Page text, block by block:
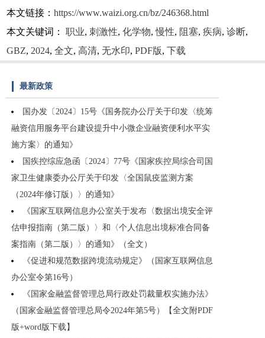
本文链接：https://www.waizi.org.cn/bz/246368.html
本文关键词：职业,刺激性,化学物,慢性, 阻塞,疾病,诊断,
GBZ, 2024,全文,高清,无水印,PDF版,下载
最新政策
国办发〔2024〕15号《国务院办公厅关于印发〈统筹
融资信用服务平台建设提升中小微企业融资便利水平实
施方案〉的通知》
国疾控综应急函〔2024〕77号《国家疾控局综合司国
家卫生健康委办公厅关于印发〈全国鼠疫监测方案
（2024年修订版）〉的通知》
《国家互联网信息办公室关于发布〈数据出境安全评
估申报指南（第二版）〉和〈个人信息出境标准合同备
案指南（第二版）〉的通知》（全文）
《促进和规范数据跨境流动规定》（国家互联网信息
办公室令第16号）
《国家金融监督管理总局行政处罚裁量权实施办法》
（国家金融监督管理总局令2024年第5号）【全文附PDF
版+word版下载】